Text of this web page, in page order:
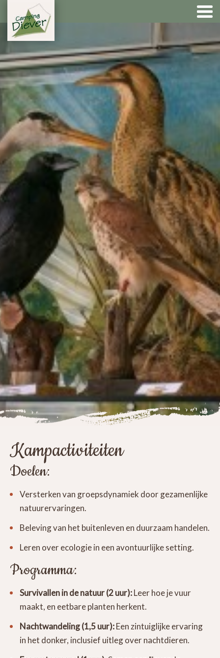
Kampactiviteiten
Doelen:
Versterken van groepsdynamiek door gezamenlijke
natuurervaringen.
Beleving van het buitenleven en duurzaam handelen.
Leren over ecologie in een avontuurlijke setting.
Programma:
Survivallen in de natuur (2 uur):Leer hoe je vuur
maakt, en eetbare planten herkent.
Nachtwandeling (1,5 uur):Een zintuiglijke ervaring
in het donker, inclusief uitleg over nachtdieren.